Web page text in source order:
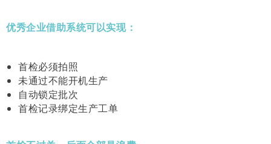
优秀企业借助系统可以实现：
首检必须拍照
未通过不能开机生产
自动锁定批次
首检记录绑定生产工单